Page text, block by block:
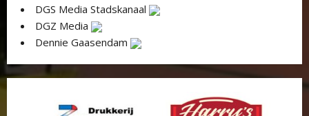
DGS Media Stadskanaal
DGZ Media
Dennie Gaasendam